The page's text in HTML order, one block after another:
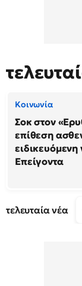
Κοινωνία
Σοκ στον
επίθεση
Επείγοντα
τελευταία νέα